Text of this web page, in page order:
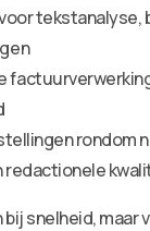
tekstanalyse,
rondom
redactionele
bij snelheid, maar